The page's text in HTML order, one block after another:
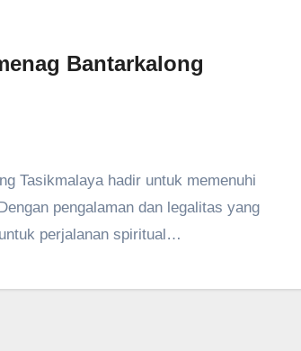
Bantarkalong
pengalaman dan legalitas yang
perjalanan spiritual…